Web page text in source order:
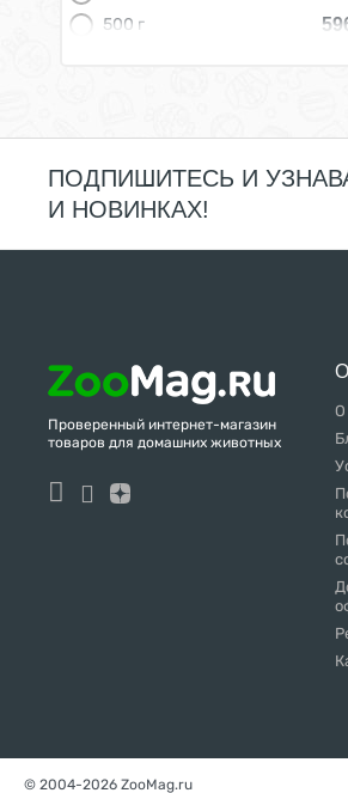
500 г
ПОДПИШИТЕСЬ И
И НОВИНКАХ!
Проверенный интернет-магазин
товаров для домашних животных
О
© 2004-2026 ZooMag.ru